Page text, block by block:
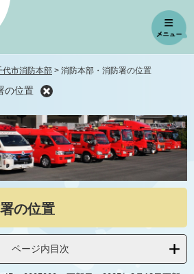
代市消防本部 > 消防本部・消防署の位置
の位置
の位置
ページ内目次